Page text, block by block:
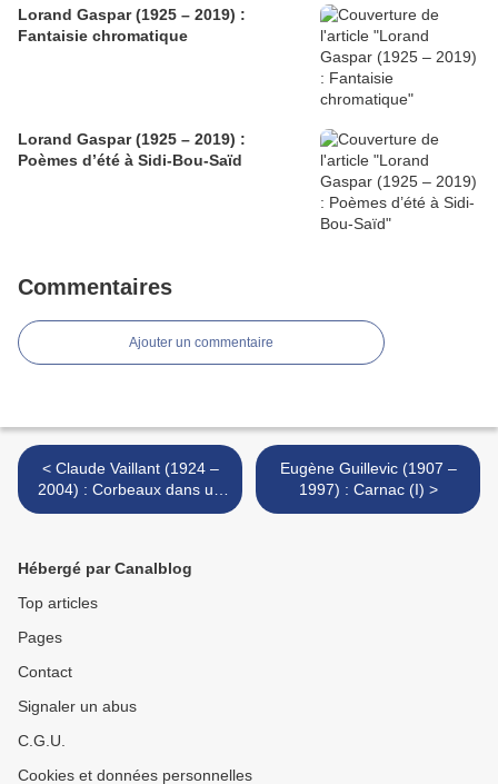
Lorand Gaspar (1925 – 2019) :
Fantaisie chromatique
Lorand Gaspar (1925 – 2019) :
Poèmes d’été à Sidi-Bou-Saïd
Commentaires
Ajouter un commentaire
< Claude Vaillant (1924 –
2004) : Corbeaux dans un
paysage de neige
Eugène Guillevic (1907 –
1997) : Carnac (I) >
Hébergé par Canalblog
Top articles
Pages
Contact
Signaler un abus
C.G.U.
Cookies et données personnelles